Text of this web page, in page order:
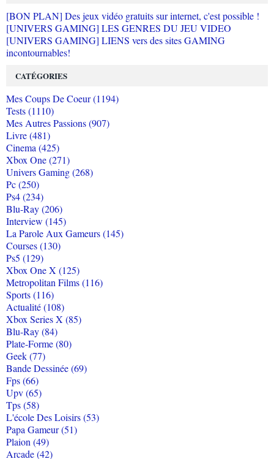
[BON PLAN] Des jeux vidéo gratuits sur internet, c'est possible !
[UNIVERS GAMING] LES GENRES DU JEU VIDEO
[UNIVERS GAMING] LIENS vers des sites GAMING
incontournables!
CATÉGORIES
Mes Coups De Coeur (1194)
Tests (1110)
Mes Autres Passions (907)
Livre (481)
Cinema (425)
Xbox One (271)
Univers Gaming (268)
Pc (250)
Ps4 (234)
Blu-Ray (206)
Interview (145)
La Parole Aux Gameurs (145)
Courses (130)
Ps5 (129)
Xbox One X (125)
Metropolitan Films (116)
Sports (116)
Actualité (108)
Xbox Series X (85)
Blu-Ray (84)
Plate-Forme (80)
Geek (77)
Bande Dessinée (69)
Fps (66)
Upv (65)
Tps (58)
L'école Des Loisirs (53)
Papa Gameur (51)
Plaion (49)
Arcade (42)